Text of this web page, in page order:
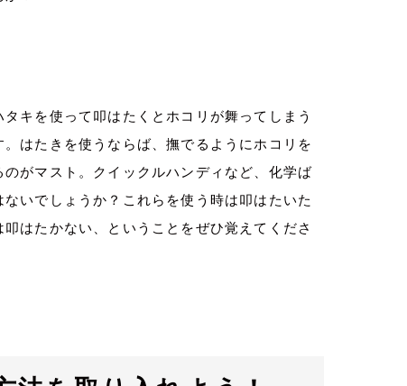
キを使って叩はたくとホコリが舞ってしまう
はたきを使うならば、撫でるようにホコリを
がマスト。クイックルハンディなど、化学ば
いでしょうか？これらを使う時は叩はたいた
はたかない、ということをぜひ覚えてくださ